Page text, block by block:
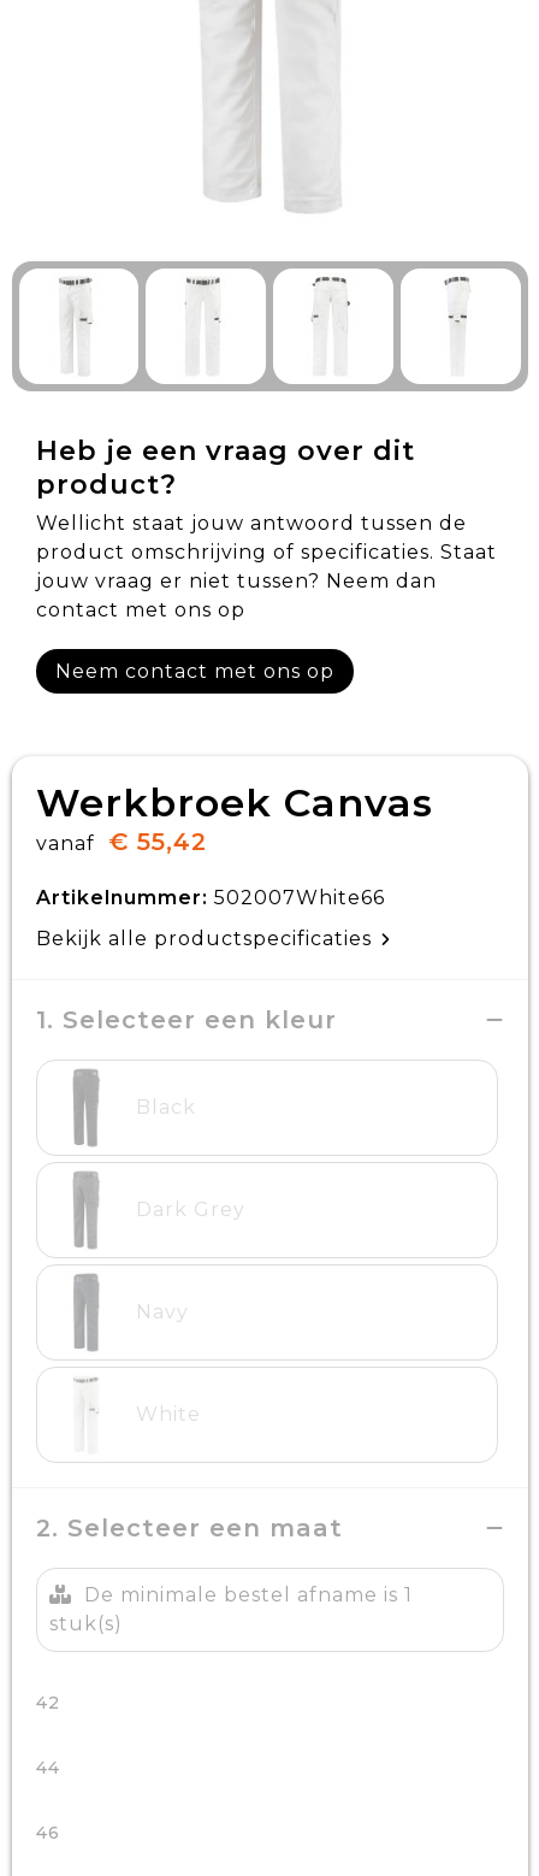
Technologie & Gadgets
Outdoor & Vrije tijd
Tassen & Reizen
Gezondheid & Welzijn
Eten & Drinken
Heb je een vraag over dit
product?
Wellicht staat jouw antwoord tussen de
product omschrijving of specificaties. Staat
jouw vraag er niet tussen? Neem dan
contact met ons op
Neem contact met ons op
Werkbroek Canvas
vanaf € 55,42
Artikelnummer: 502007White66
Bekijk alle productspecificaties
1. Selecteer een kleur
Black
Dark Grey
Navy
White
2. Selecteer een maat
De minimale bestel afname is 1
stuk(s)
42
44
46